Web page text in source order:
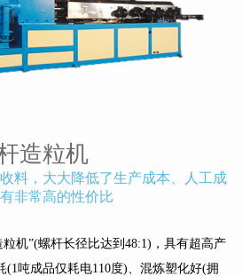
造粒机
料，大大降低了生产成本、人工成
非常高的性价比
机”(螺杆长径比达到48:1)，具有超高产
(1吨成品仅耗电110度)、混炼塑化好(拥